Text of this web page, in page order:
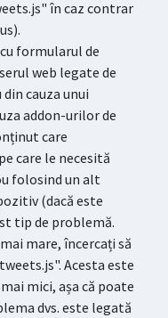
în caz contrar
formularul de
web legate de
cauza unui
addon-urilor de
care
care le necesită
folosind un alt
(dacă este
tip de problemă.
mare, încercați să
Acesta este
mici, așa că poate
dvs. este legată